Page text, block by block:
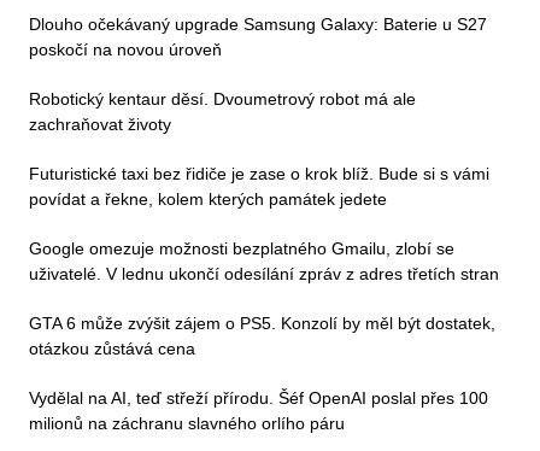
Dlouho očekávaný upgrade Samsung Galaxy: Baterie u S27
poskočí na novou úroveň
Robotický kentaur děsí. Dvoumetrový robot má ale
zachraňovat životy
Futuristické taxi bez řidiče je zase o krok blíž. Bude si s vámi
povídat a řekne, kolem kterých památek jedete
Google omezuje možnosti bezplatného Gmailu, zlobí se
uživatelé. V lednu ukončí odesílání zpráv z adres třetích stran
GTA 6 může zvýšit zájem o PS5. Konzolí by měl být dostatek,
otázkou zůstává cena
Vydělal na AI, teď střeží přírodu. Šéf OpenAI poslal přes 100
milionů na záchranu slavného orlího páru